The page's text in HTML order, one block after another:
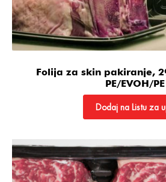
Folija za skin pakiranje,
PE/EVOH/PE
Dodaj na Listu za